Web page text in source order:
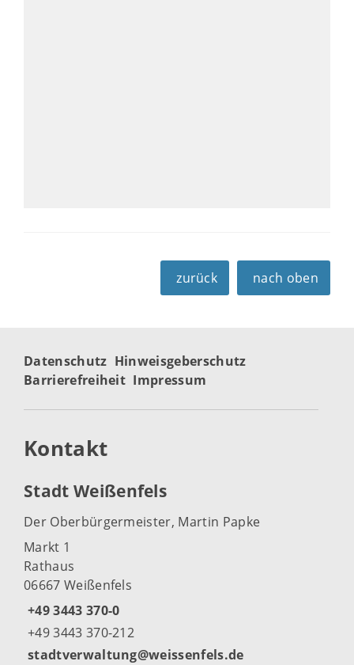
zurück nach oben
Datenschutz Hinweisgeberschutz
Barrierefreiheit Impressum
Kontakt
Stadt Weißenfels
Der Oberbürgermeister, Martin Papke
Markt 1
Rathaus
06667 Weißenfels
+49 3443 370-0
+49 3443 370-212
stadtverwaltung@weissenfels.de